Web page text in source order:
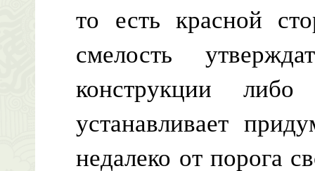
то есть красной
смелость
конструкции
устанавливает
недалеко от порога